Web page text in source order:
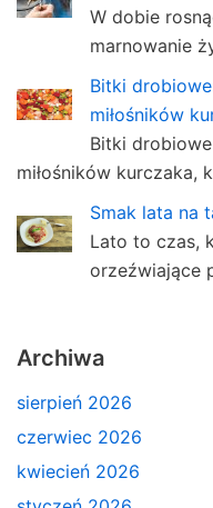
W dobie
marnowanie
Bitki
miłośników
Bitki
miłośników kurczaka,
Smak lata na
Lato to czas,
orzeźwiające
Archiwa
sierpień 2026
czerwiec 2026
kwiecień 2026